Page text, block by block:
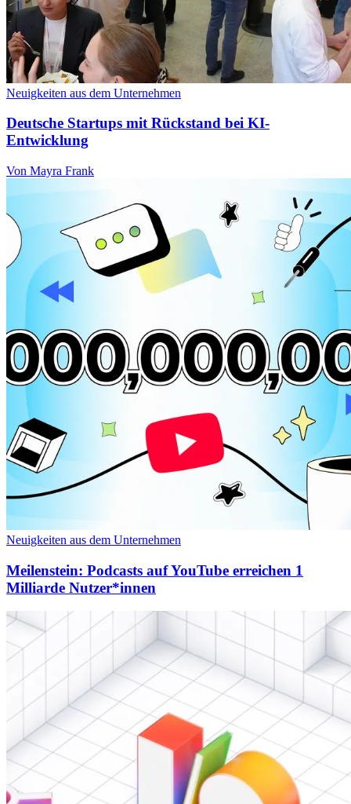
Neuigkeiten aus dem Unternehmen
Deutsche Startups mit Rückstand bei KI-
Entwicklung
Von Mayra Frank
Neuigkeiten aus dem Unternehmen
Meilenstein: Podcasts auf YouTube erreichen 1
Milliarde Nutzer*innen